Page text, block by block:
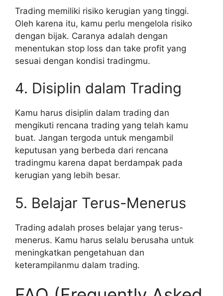
Trading memiliki risiko kerugian yang tinggi.
Oleh karena itu, kamu perlu mengelola risiko
dengan bijak. Caranya adalah dengan
menentukan stop loss dan take profit yang
sesuai dengan kondisi tradingmu.
4. Disiplin dalam Trading
Kamu harus disiplin dalam trading dan
mengikuti rencana trading yang telah kamu
buat. Jangan tergoda untuk mengambil
keputusan yang berbeda dari rencana
tradingmu karena dapat berdampak pada
kerugian yang lebih besar.
5. Belajar Terus-Menerus
Trading adalah proses belajar yang terus-
menerus. Kamu harus selalu berusaha untuk
meningkatkan pengetahuan dan
keterampilanmu dalam trading.